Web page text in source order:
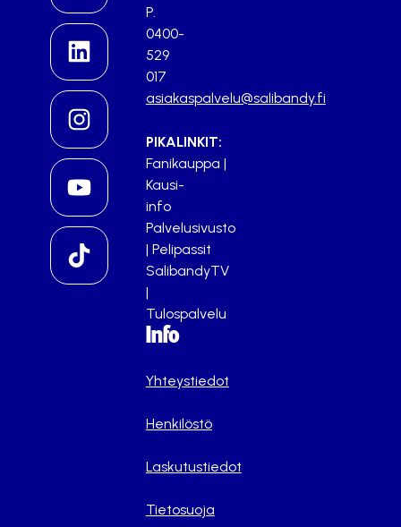
P.
0400-
529
017
asiakaspalvelu@salibandy.fi
PIKALINKIT:
Fanikauppa |
Kausi-
info
Palvelusivusto
| Pelipassit
SalibandyTV
|
Tulospalvelu
Info
Yhteystiedot
Henkilöstö
Laskutustiedot
Tietosuoja